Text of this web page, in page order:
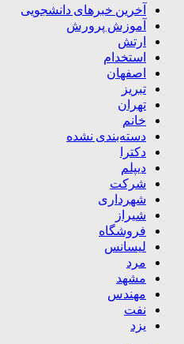
آخرین خبرهای دانشجویی
آموزش پرورش
ارتش
استخدام
اصفهان
تبریز
تهران
خانم
دسته‌بندی نشده
دکترا
دیپلم
شرکت
شهرداری
شیراز
فروشگاه
لیسانس
مرد
مشهد
مهندس
نفت
یزد